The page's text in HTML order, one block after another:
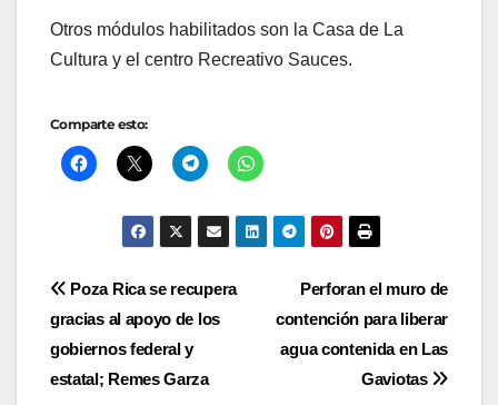
Otros módulos habilitados son la Casa de La
Cultura y el centro Recreativo Sauces.
Comparte esto:
Navegación
de
entradas
Perforan el muro de
contención para liberar
agua contenida en Las
Gaviotas
Poza Rica se recupera
gracias al apoyo de los
gobiernos federal y
estatal; Remes Garza